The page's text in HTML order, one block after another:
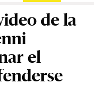
de la
el